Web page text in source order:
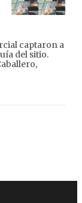
captaron a
del sitio.